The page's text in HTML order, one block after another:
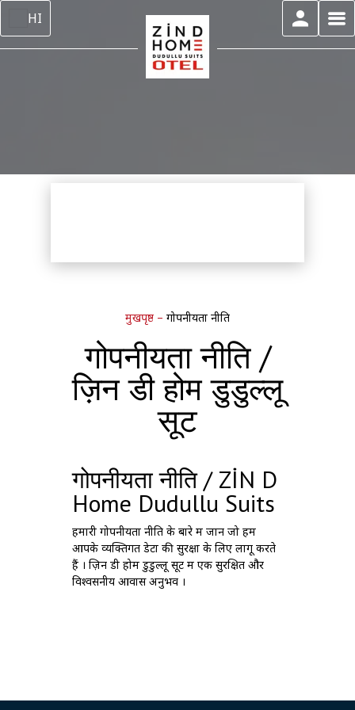
HI
मुखपृष्ठ – गोपनीयता नीति
गोपनीयता नीति /
ज़िन डी होम डुडुल्लू
सूट
गोपनीयता नीति / ZİN D
Home Dudullu Suits
हमारी गोपनीयता नीति के बारे में जानें जो हम
आपके व्यक्तिगत डेटा की सुरक्षा के लिए लागू करते
हैं । ज़िन डी होम डुडुल्लू सूट में एक सुरक्षित और
विश्वसनीय आवास अनुभव ।